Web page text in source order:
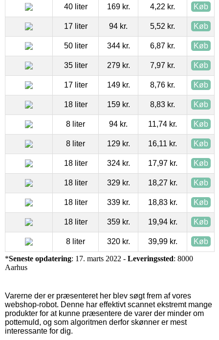
40 liter 169 kr. 4,22 kr. Køb
17 liter 94 kr. 5,52 kr. Køb
50 liter 344 kr. 6,87 kr. Køb
35 liter 279 kr. 7,97 kr. Køb
17 liter 149 kr. 8,76 kr. Køb
18 liter 159 kr. 8,83 kr. Køb
8 liter 94 kr. 11,74 kr. Køb
8 liter 129 kr. 16,11 kr. Køb
18 liter 324 kr. 17,97 kr. Køb
18 liter 329 kr. 18,27 kr. Køb
18 liter 339 kr. 18,83 kr. Køb
18 liter 359 kr. 19,94 kr. Køb
8 liter 320 kr. 39,99 kr. Køb
*Seneste opdatering: 17. marts 2022 - Leveringssted: 8000
Aarhus
Varerne der er præsenteret her blev søgt frem af vores
webshop-robot. Denne har effektivt scannet ekstremt mange
produkter for at kunne præsentere de varer der minder om
pottemuld, og som algoritmen derfor skønner er mest
interessante for dig.